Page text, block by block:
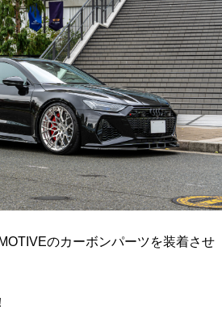
のカーボンパーツを装着させ